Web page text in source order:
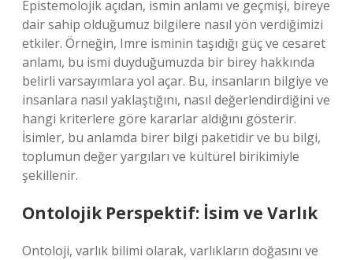
Epistemolojik açıdan, ismin anlamı ve geçmişi, bireye
dair sahip olduğumuz bilgilere nasıl yön verdiğimizi
etkiler. Örneğin, Imre isminin taşıdığı güç ve cesaret
anlamı, bu ismi duyduğumuzda bir birey hakkında
belirli varsayımlara yol açar. Bu, insanların bilgiye ve
insanlara nasıl yaklaştığını, nasıl değerlendirdiğini ve
hangi kriterlere göre kararlar aldığını gösterir.
İsimler, bu anlamda birer bilgi paketidir ve bu bilgi,
toplumun değer yargıları ve kültürel birikimiyle
şekillenir.
Ontolojik Perspektif: İsim ve Varlık
Ontoloji, varlık bilimi olarak, varlıkların doğasını ve